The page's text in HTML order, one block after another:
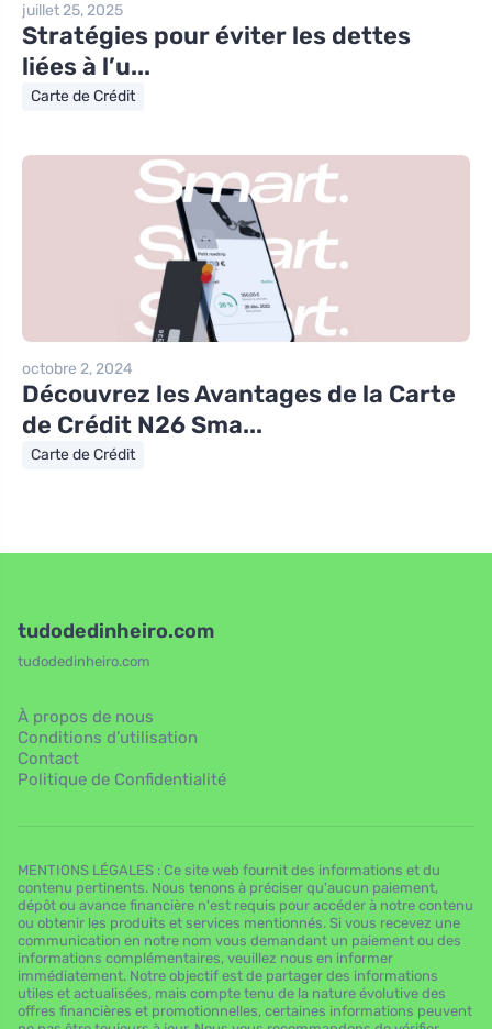
juillet 25, 2025
Stratégies pour éviter les dettes
liées à l’u...
Carte de Crédit
octobre 2, 2024
Découvrez les Avantages de la Carte
de Crédit N26 Sma...
Carte de Crédit
tudodedinheiro.com
tudodedinheiro.com
À propos de nous
Conditions d’utilisation
Contact
Politique de Confidentialité
MENTIONS LÉGALES : Ce site web fournit des informations et du
contenu pertinents. Nous tenons à préciser qu'aucun paiement,
dépôt ou avance financière n'est requis pour accéder à notre contenu
ou obtenir les produits et services mentionnés. Si vous recevez une
communication en notre nom vous demandant un paiement ou des
informations complémentaires, veuillez nous en informer
immédiatement. Notre objectif est de partager des informations
utiles et actualisées, mais compte tenu de la nature évolutive des
offres financières et promotionnelles, certaines informations peuvent